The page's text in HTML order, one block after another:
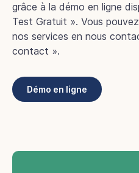
grâce à la démo en ligne
Test Gratuit ». Vous
nos services en nous
contact ».
Démo en ligne